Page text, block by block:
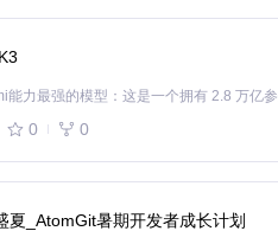
= wfc.generate(output_size)
最佳实践
0 0
夏_AtomGit暑期开发者成长计划